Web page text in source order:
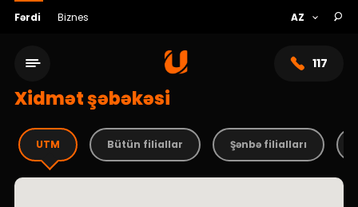
Fərdi Biznes
117
Xidmət şəbəkəsi
UTM Bütün filiallar Şənbə filialları